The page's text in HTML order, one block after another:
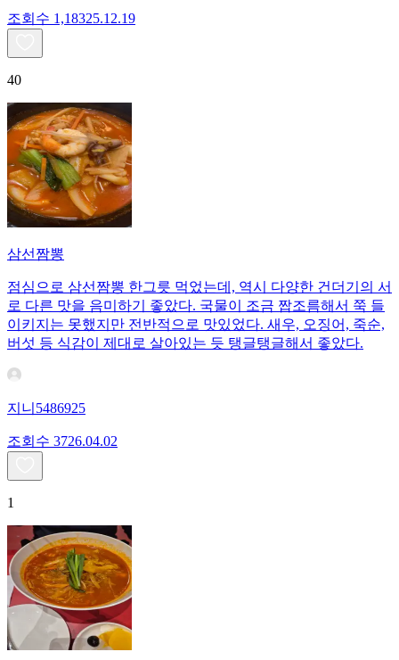
조회수 1,18325.12.19
40
삼선짬뽕
점심으로 삼선짬뽕 한그릇 먹었는데, 역시 다양한 건더기의 서
로 다른 맛을 음미하기 좋았다. 국물이 조금 짭조름해서 쭉 들
이키지는 못했지만 전반적으로 맛있었다. 새우, 오징어, 죽순,
버섯 등 식감이 제대로 살아있는 듯 탱글탱글해서 좋았다.
지니5486925
조회수 3726.04.02
1